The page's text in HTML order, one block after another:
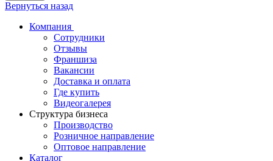
Вернуться назад
Компания
Сотрудники
Отзывы
Франшиза
Вакансии
Доставка и оплата
Где купить
Видеогалерея
Структура бизнеса
Производство
Розничное направление
Оптовое направление
Каталог